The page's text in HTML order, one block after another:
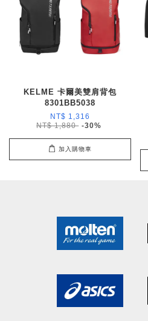
KELME 卡爾美雙肩背包
8301BB5038
NT$ 1,316
NT$ 1,880 -30%
加入購物車